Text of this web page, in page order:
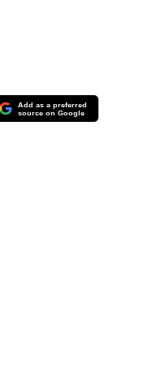
Add as a preferred
source on Google